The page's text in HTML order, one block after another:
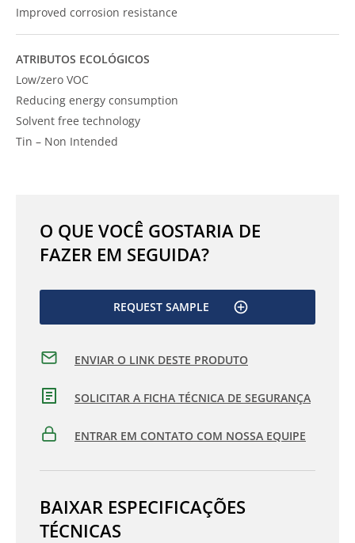
Improved corrosion resistance
ATRIBUTOS ECOLÓGICOS
Low/zero VOC
Reducing energy consumption
Solvent free technology
Tin – Non Intended
O QUE VOCÊ GOSTARIA DE
FAZER EM SEGUIDA?
REQUEST SAMPLE
ENVIAR O LINK DESTE PRODUTO
SOLICITAR A FICHA TÉCNICA DE SEGURANÇA
ENTRAR EM CONTATO COM NOSSA EQUIPE
BAIXAR ESPECIFICAÇÕES
TÉCNICAS